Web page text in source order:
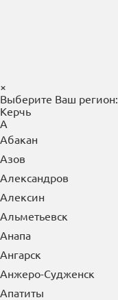
×
Выберите Ваш регион:
Керчь
А
Абакан
Азов
Александров
Алексин
Альметьевск
Анапа
Ангарск
Анжеро-Судженск
Апатиты